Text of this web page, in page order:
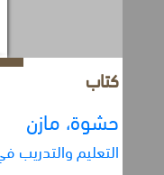
حشوة، مازن
التعليم والتدريب في